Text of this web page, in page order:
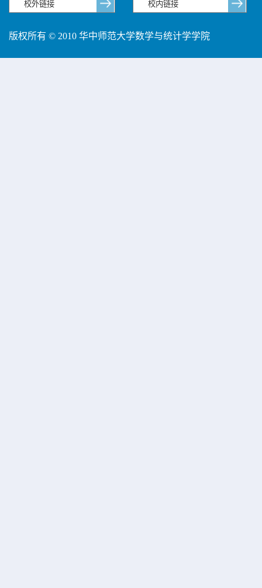
版权所有 © 2010 华中师范大学数学与统计学学院